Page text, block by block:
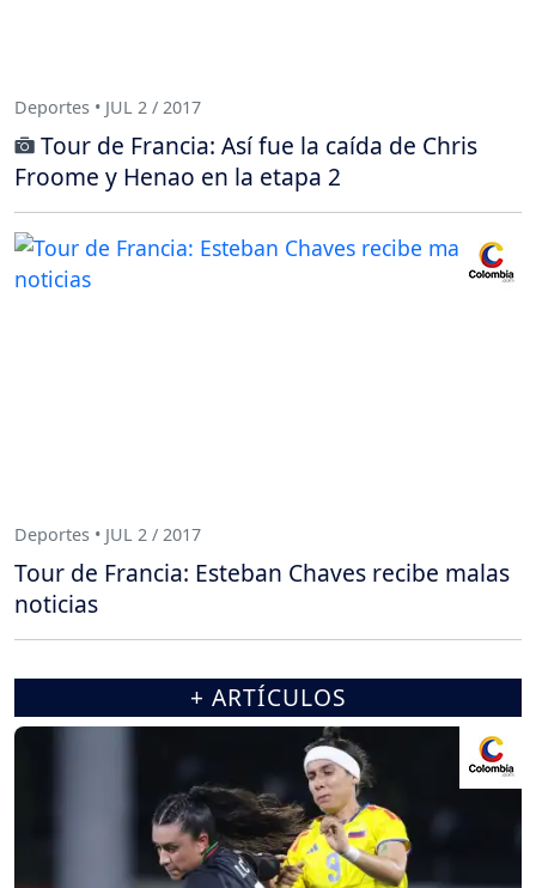
Deportes • JUL 2 / 2017
Tour de Francia: Así fue la caída de Chris
Froome y Henao en la etapa 2
Deportes • JUL 2 / 2017
Tour de Francia: Esteban Chaves recibe malas
noticias
+ ARTÍCULOS